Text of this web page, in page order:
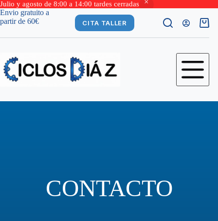
Julio y agosto de 8:00 a 14:00 tardes cerradas
Saltar
al
Envio gratuito a
partir de 60€
CITA TALLER
Carro
CONTACTO​